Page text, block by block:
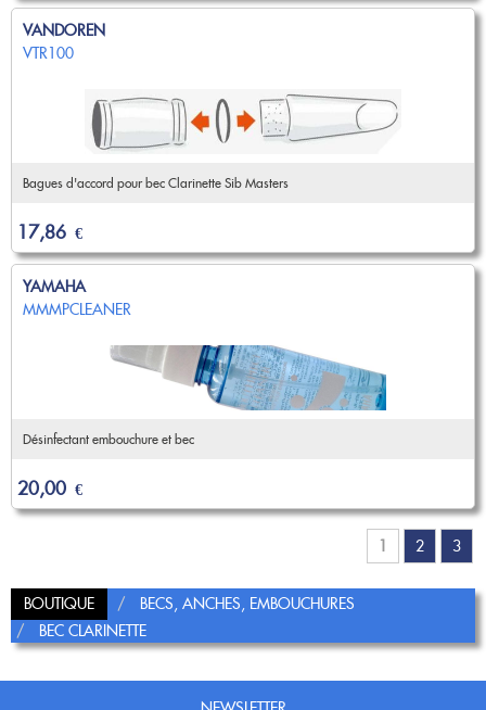
VANDOREN
VTR100
Bagues d'accord pour bec Clarinette Sib Masters
17,86 €
YAMAHA
MMMPCLEANER
Désinfectant embouchure et bec
20,00 €
1 2 3
BOUTIQUE
BECS, ANCHES, EMBOUCHURES
BEC CLARINETTE